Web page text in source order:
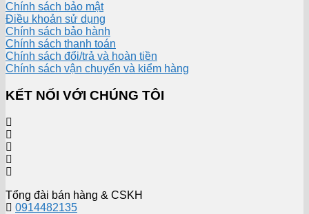
Chính sách bảo mật
Điều khoản sử dụng
Chính sách bảo hành
Chính sách thanh toán
Chính sách đổi/trả và hoàn tiền
Chính sách vận chuyển và kiểm hàng
KẾT NỐI VỚI CHÚNG TÔI
Tổng đài bán hàng & CSKH
0914482135